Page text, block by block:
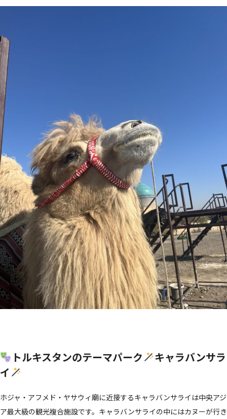
トルキスタンのテーマパーク
キャラバンサラ
イ
ホジャ・アフメド・ヤサウィ廟に近接するキャラバンサライは中央アジ
ア最大級の観光複合施設です。キャラバンサライの中にはカヌーが行き